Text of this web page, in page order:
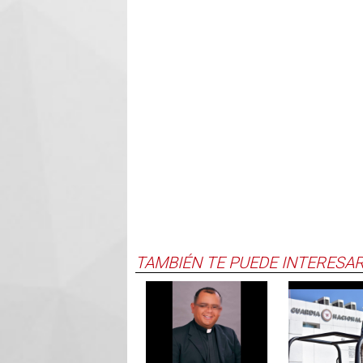
TAMBIÉN TE PUEDE